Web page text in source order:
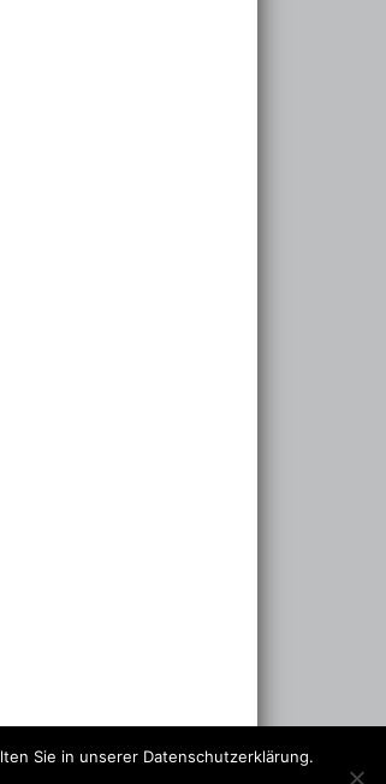
Sie in unserer Datenschutzerklärung.